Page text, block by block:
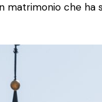
matrimonio che